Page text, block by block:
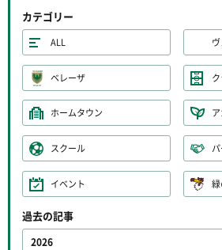
カテゴリー
ALL
ベレーザ
ホームタウン
スクール
イベント
過去の記事
2026